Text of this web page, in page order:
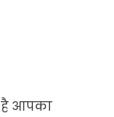
है आपका